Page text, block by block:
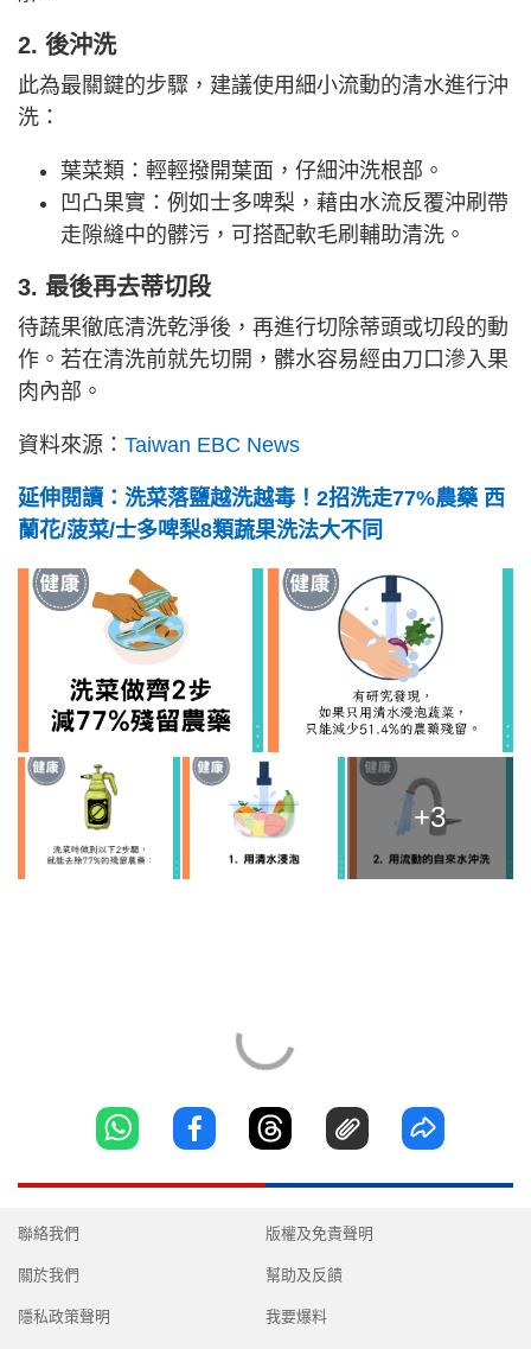
2. 後沖洗
此為最關鍵的步驟，建議使用細小流動的清水進行沖
洗：
葉菜類：輕輕撥開葉面，仔細沖洗根部。
凹凸果實：例如士多啤梨，藉由水流反覆沖刷帶
走隙縫中的髒污，可搭配軟毛刷輔助清洗。
3. 最後再去蒂切段
待蔬果徹底清洗乾淨後，再進行切除蒂頭或切段的動
作。若在清洗前就先切開，髒水容易經由刀口滲入果
肉內部。
資料來源： Taiwan EBC News
延伸閱讀：洗菜落鹽越洗越毒！2招洗走77%農藥 西
蘭花/菠菜/士多啤梨8類蔬果洗法大不同
+3
聯絡我們
關於我們
隱私政策聲明
版權及免責聲明
幫助及反饋
我要爆料